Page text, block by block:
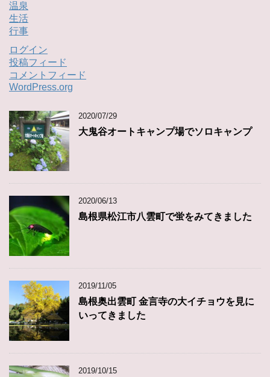
温泉
生活
行事
ログイン
投稿フィード
コメントフィード
WordPress.org
2020/07/29
大鬼谷オートキャンプ場でソロキャンプ
2020/06/13
島根県松江市八雲町で蛍をみてきました
2019/11/05
島根奥出雲町 金言寺の大イチョウを見に
いってきました
2019/10/15